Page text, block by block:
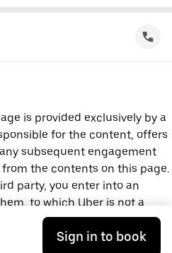
is provided exclusively by a
for the content, offers
subsequent engagement
the contents on this page.
party, you enter into an
to which Uber is not a
contact the third party
Sign in to book